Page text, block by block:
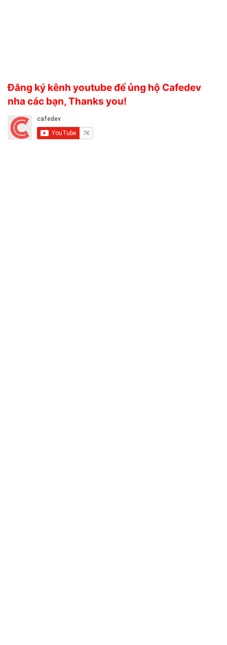
Đăng ký kênh youtube để ủng hộ Cafedev
nha các bạn, Thanks you!